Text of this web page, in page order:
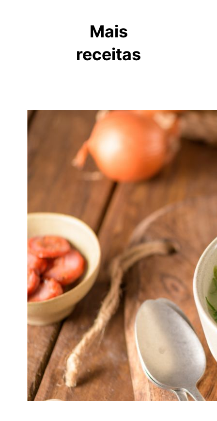
Mais
receitas